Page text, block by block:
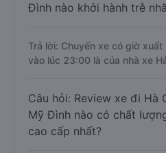
Đình nào khởi hành trễ
Trả lời: Chuyến xe có giờ
vào lúc 23:00 là của nhà xe
Câu hỏi: Review xe đi Hà
Mỹ Đình nào có chất
cao cấp nhất?